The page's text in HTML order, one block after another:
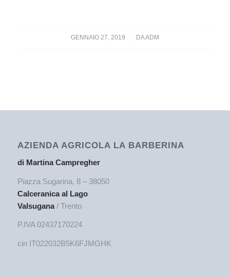
GENNAIO 27, 2019
/ DAADM
AZIENDA AGRICOLA LA BARBERINA
di Martina Campregher
Piazza Sugarina, 8 – 38050
Calceranica al Lago
Valsugana/ Trento
P.IVA 02437170224
cin IT022032B5K6FJMGHK